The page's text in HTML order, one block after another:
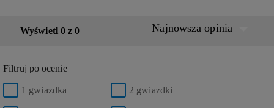
Wyświetl 0 z 0 Najnowsza opinia
Filtruj po ocenie
1 gwiazdka 2 gwiazdki